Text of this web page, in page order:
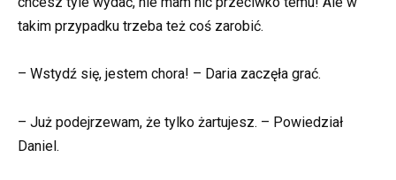
takim przypadku trzeba też coś zarobić.
– Wstydź się, jestem chora! – Daria zaczęła grać.
– Już podejrzewam, że tylko żartujesz. – Powiedział
Daniel.